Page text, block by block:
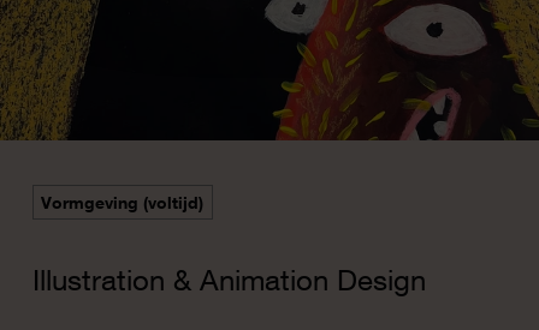
Vormgeving (voltijd)
Illustration & Animation Design